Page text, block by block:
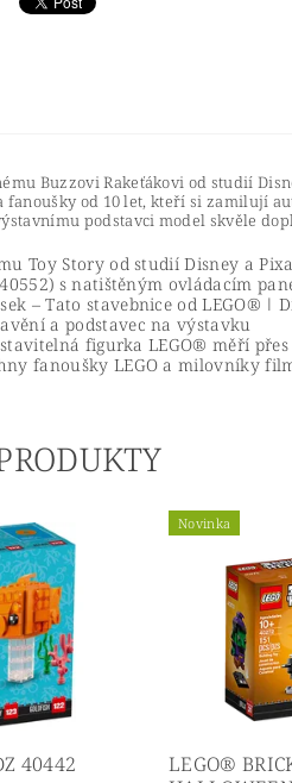
Buzzovi Rakeťákovi od studií
fanoušky od 10 let, kteří si zamilují
podstavci model skvěle
Toy Story od studií Disney a
s natištěným ovládacím
– Tato stavebnice od LEGO®
a podstavec na výstavku
figurka LEGO® měří
fanoušky LEGO a milovníky
40442
Novinka
LEGO®